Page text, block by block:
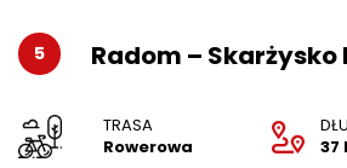
5 Radom – Skarżysko
TRASA
Rowerowa
37